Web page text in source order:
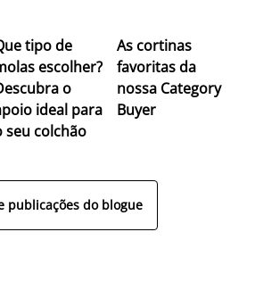
tipo de
escolher?
o
ideal para
seu colchão
As cortinas
favoritas da
nossa Category
Buyer
publicações do blogue